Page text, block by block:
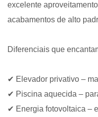
excelente
acabamentos de alto
Diferenciais que
✔ Elevador privativo –
✔ Piscina aquecida –
✔ Energia fotovoltaica –